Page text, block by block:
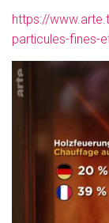
https://
particules-fines-